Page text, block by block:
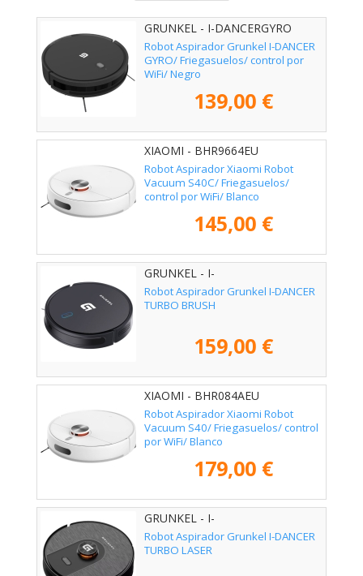
GRUNKEL - I-DANCERGYRO
Robot Aspirador Grunkel I-DANCER
GYRO/ Friegasuelos/ control por
WiFi/ Negro
139,00 €
XIAOMI - BHR9664EU
Robot Aspirador Xiaomi Robot
Vacuum S40C/ Friegasuelos/
control por WiFi/ Blanco
145,00 €
GRUNKEL - I-
DANCERTURBOBRUSH
Robot Aspirador Grunkel I-DANCER
TURBO BRUSH
159,00 €
XIAOMI - BHR084AEU
Robot Aspirador Xiaomi Robot
Vacuum S40/ Friegasuelos/ control
por WiFi/ Blanco
179,00 €
GRUNKEL - I-
DANCERTURBOLASER
Robot Aspirador Grunkel I-DANCER
TURBO LASER